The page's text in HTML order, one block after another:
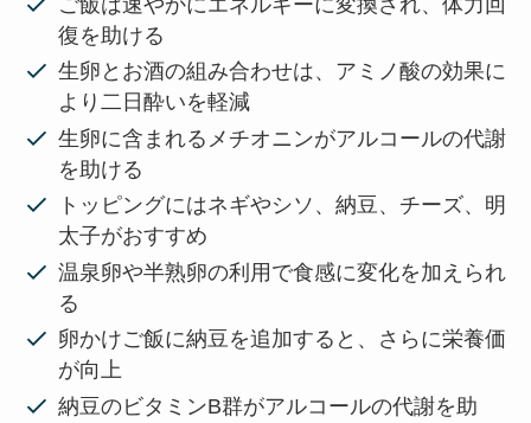
復を助ける
生卵とお酒の組み合わせは、アミノ酸の効果に
より二日酔いを軽減
生卵に含まれるメチオニンがアルコールの代謝
を助ける
トッピングにはネギやシソ、納豆、チーズ、明
太子がおすすめ
温泉卵や半熟卵の利用で食感に変化を加えられ
る
卵かけご飯に納豆を追加すると、さらに栄養価
が向上
納豆のビタミンB群がアルコールの代謝を助